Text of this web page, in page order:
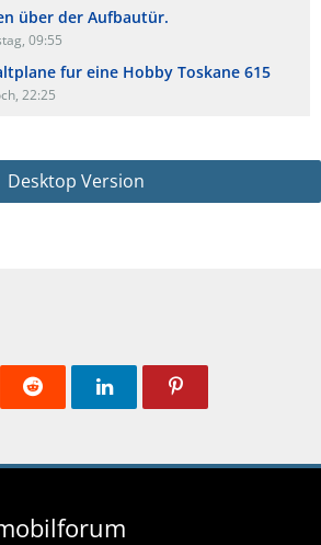
über der Aufbautür.
09:55
fur eine Hobby Toskane 615
22:25
Desktop Version